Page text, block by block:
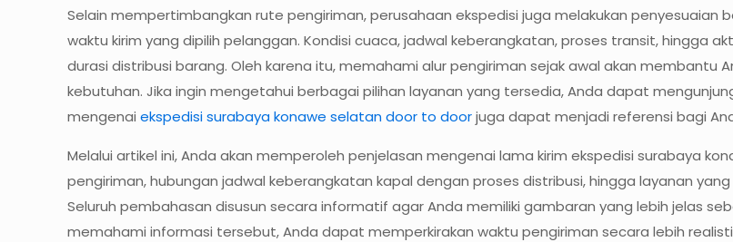
Selain mempertimbangkan rute pengiriman, perusahaan ekspedisi juga melakukan penyesuaian
waktu kirim yang dipilih pelanggan. Kondisi cuaca, jadwal keberangkatan, proses transit, hingga
durasi distribusi barang. Oleh karena itu, memahami alur pengiriman sejak awal akan membantu
kebutuhan. Jika ingin mengetahui berbagai pilihan layanan yang tersedia, Anda dapat
mengenaiekspedisi surabaya konawe selatan door to doorjuga dapat menjadi referensi bagi
Melalui artikel ini, Anda akan memperoleh penjelasan mengenai lama kirim ekspedisi surabaya
pengiriman, hubungan jadwal keberangkatan kapal dengan proses distribusi, hingga layanan
Seluruh pembahasan disusun secara informatif agar Anda memiliki gambaran yang lebih jelas
memahami informasi tersebut, Anda dapat memperkirakan waktu pengiriman secara lebih